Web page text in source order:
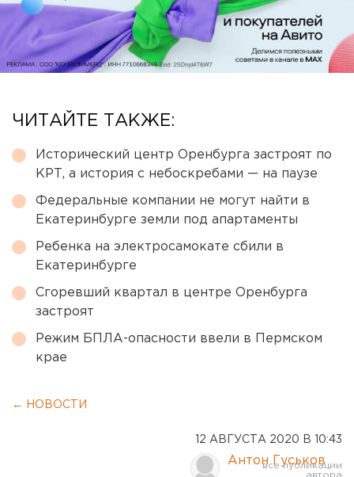
ЧИТАЙТЕ ТАКЖЕ:
Исторический центр Оренбурга застроят по
КРТ, а история с небоскребами — на паузе
Федеральные компании не могут найти в
Екатеринбурге земли под апартаменты
Ребенка на электросамокате сбили в
Екатеринбурге
Сгоревший квартал в центре Оренбурга
застроят
Режим БПЛА-опасности ввели в Пермском
крае
← НОВОСТИ
12 АВГУСТА 2020 В 10:43
Антон Гуськов